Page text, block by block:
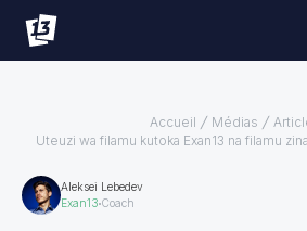
Accueil Médias
Uteuzi wa filamu kutoka Exan13 na filamu
Aleksei Lebedev
Exan13 Coach